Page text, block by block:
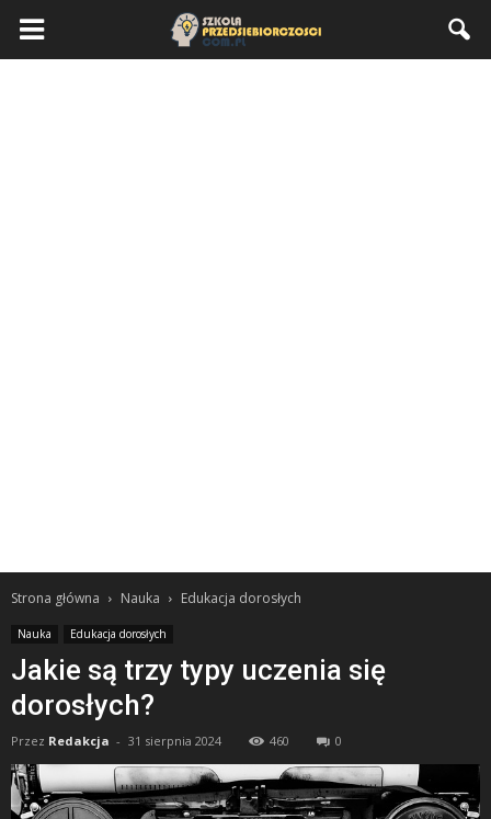
Strona główna Nauka Edukacja dorosłych
Nauka Edukacja dorosłych
Jakie są trzy typy uczenia się
dorosłych?
Przez Redakcja - 31 sierpnia 2024 460 0